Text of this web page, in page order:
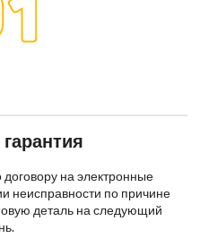
на электронные
неисправности по причине
деталь на следующий